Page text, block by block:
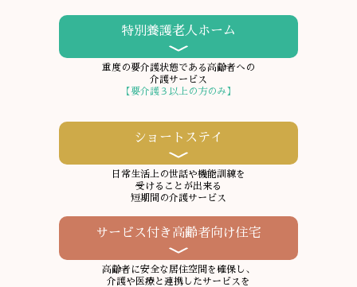
特別養護老人ホーム
重度の要介護状態である高齢者への
介護サービス
【要介護３以上の方のみ】
ショートステイ
日常生活上の世話や機能訓練を
受けることが出来る
短期間の介護サービス
サービス付き高齢者向け住宅
高齢者に安全な居住空間を確保し、
介護や医療と連携したサービスを